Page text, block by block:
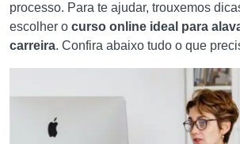
processo. Para te ajudar, trouxemos
escolher o curso online ideal para
carreira. Confira abaixo tudo o que